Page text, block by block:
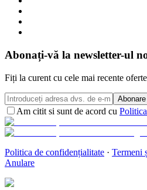
Abonați-vă la newsletter-ul
Fiți la curent cu cele mai recente
Abonare
Am citit si sunt de acord cu
Politica de confidențialitate · Termeni
Anulare